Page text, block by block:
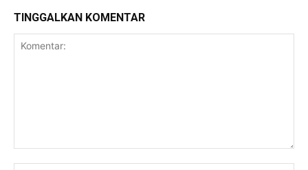
TINGGALKAN KOMENTAR